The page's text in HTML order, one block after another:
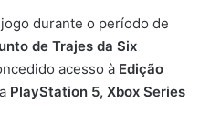
durante o período de
de Trajes da Six
acesso à Edição
PlayStation 5, Xbox Series